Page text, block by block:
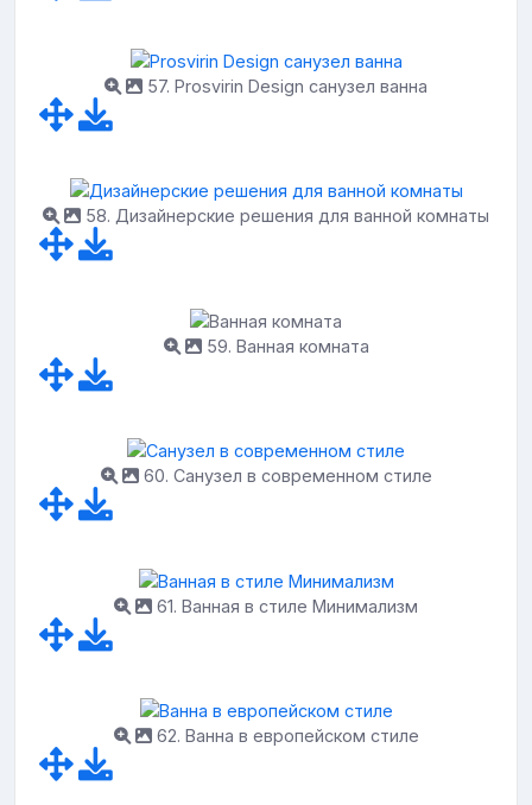
57. Prosvirin Design санузел ванна
58. Дизайнерские решения для ванной комнаты
59. Ванная комната
60. Санузел в современном стиле
61. Ванная в стиле Минимализм
62. Ванна в европейском стиле